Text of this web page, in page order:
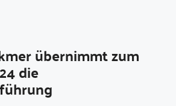
übernimmt zum
die